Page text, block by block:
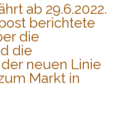
ab 29.6.2022.
berichtete
die
die
neuen Linie
Markt in